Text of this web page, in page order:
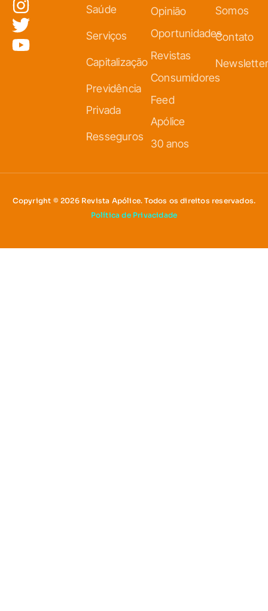
Saúde
Serviços
Capitalização
Previdência
Privada
Resseguros
Opinião
Oportunidades
Revistas
Consumidores
Feed
Apólice
30 anos
Somos
Contato
Newsletter
Copyright © 2026 Revista Apólice. Todos os direitos reservados.
Política de Privacidade